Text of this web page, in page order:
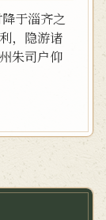
于淄齐之
，隐游诸
朱司户仰